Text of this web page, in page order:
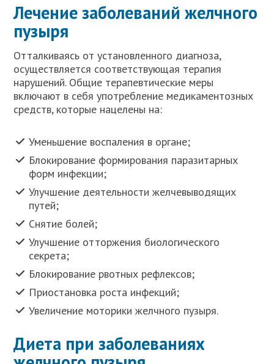
Лечение заболеваний желчного
пузыря
Отталкиваясь от установленного диагноза,
осуществляется соответствующая терапия
нарушений. Общие терапевтические меры
включают в себя употребление медикаментозных
средств, которые нацелены на:
Уменьшение воспаления в органе;
Блокирование формирования паразитарных
форм инфекции;
Улучшение деятельности желчевыводящих
путей;
Снятие болей;
Улучшение отторжения биологического
секрета;
Блокирование рвотных рефлексов;
Приостановка роста инфекций;
Увеличение моторики желчного пузыря.
Диета при заболеваниях